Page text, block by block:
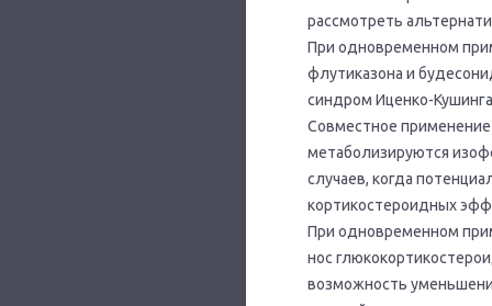
рассмотреть
При одновременном
флутиказона и
синдром Иценко-
Совместное применение
метаболизируются
случаев, когда
кортикостероидных
При одновременном
нос
возможность